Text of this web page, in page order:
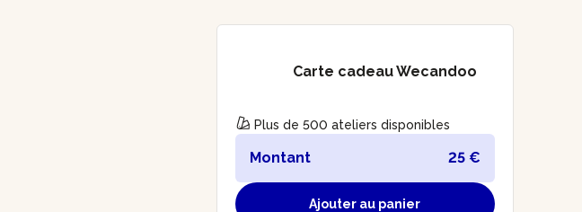
Carte cadeau Wecandoo
Plus de 500 ateliers disponibles
Montant 25 €
Ajouter au panier